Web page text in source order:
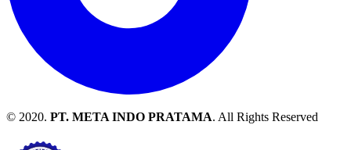
© 2020. PT. META INDO PRATAMA. All Rights Reserved